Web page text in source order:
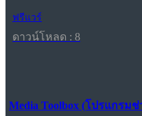
ฟรีแวร์
ดาวน์โหลด : 8
Media Toolbox (โปรแกรม